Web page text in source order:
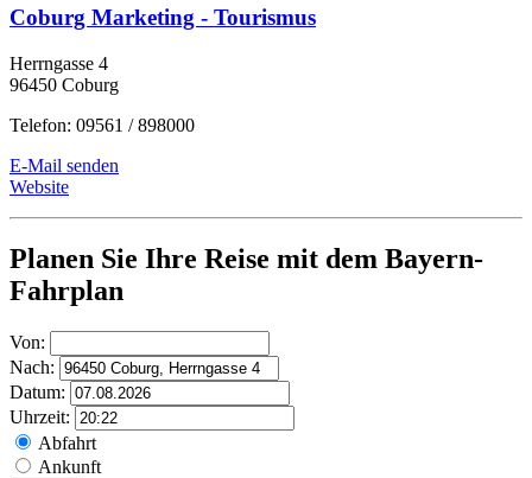
Coburg Marketing - Tourismus
Herrngasse 4
96450 Coburg
Telefon: 09561 / 898000
E-Mail senden
Website
Planen Sie Ihre Reise mit dem Bayern-
Fahrplan
Von:
Nach:
Datum:
Uhrzeit:
Abfahrt
Ankunft